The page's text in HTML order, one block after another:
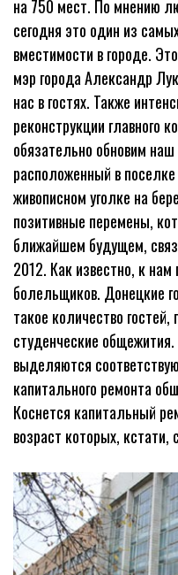
на 750 мест. По мнению
сегодня это один из
вместимости в городе.
мэр города Александр
нас в гостях. Также
реконструкции главного
обязательно обновим
расположенный в
живописном уголке на
позитивные перемены,
ближайшем будущем,
2012. Как известно, к
болельщиков. Донецкие
такое количество
студенческие
выделяются
капитального ремонта
Коснется капитальный
возраст которых,